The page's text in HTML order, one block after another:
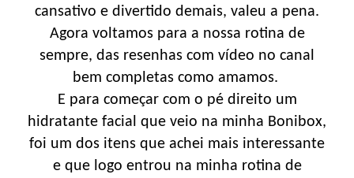
cansativo e divertido demais, valeu a pena.
Agora voltamos para a nossa rotina de
sempre, das resenhas com vídeo no canal
bem completas como amamos.
E para começar com o pé direito um
hidratante facial que veio na minha Bonibox,
foi um dos itens que achei mais interessante
e que logo entrou na minha rotina de